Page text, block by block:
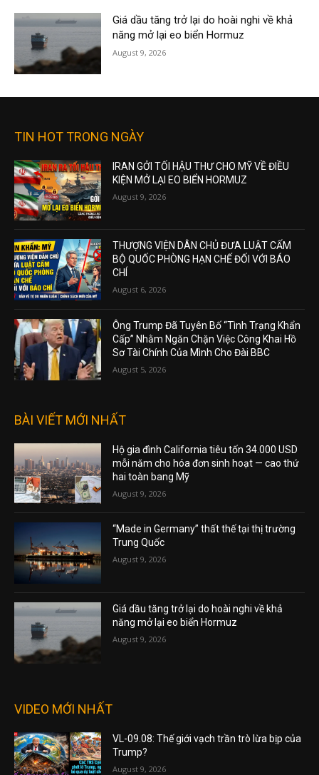
Giá dầu tăng trở lại do hoài nghi về khả
năng mở lại eo biển Hormuz
August 9, 2026
TIN HOT TRONG NGÀY
IRAN GỞI TỐI HẬU THƯ CHO MỸ VỀ ĐIỀU
KIỆN MỞ LẠI EO BIỂN HORMUZ
August 9, 2026
THƯỢNG VIỆN DÂN CHỦ ĐƯA LUẬT CẤM
BỘ QUỐC PHÒNG HẠN CHẾ ĐỐI VỚI BÁO
CHÍ
August 6, 2026
Ông Trump Đã Tuyên Bố “Tình Trạng Khẩn
Cấp” Nhằm Ngăn Chặn Việc Công Khai Hồ
Sơ Tài Chính Của Mình Cho Đài BBC
August 5, 2026
BÀI VIẾT MỚI NHẤT
Hộ gia đình California tiêu tốn 34.000 USD
mỗi năm cho hóa đơn sinh hoạt — cao thứ
hai toàn bang Mỹ
August 9, 2026
“Made in Germany” thất thế tại thị trường
Trung Quốc
August 9, 2026
Giá dầu tăng trở lại do hoài nghi về khả
năng mở lại eo biển Hormuz
August 9, 2026
VIDEO MỚI NHẤT
VL-09.08: Thế giới vạch trần trò lừa bịp của
Trump?
August 9, 2026